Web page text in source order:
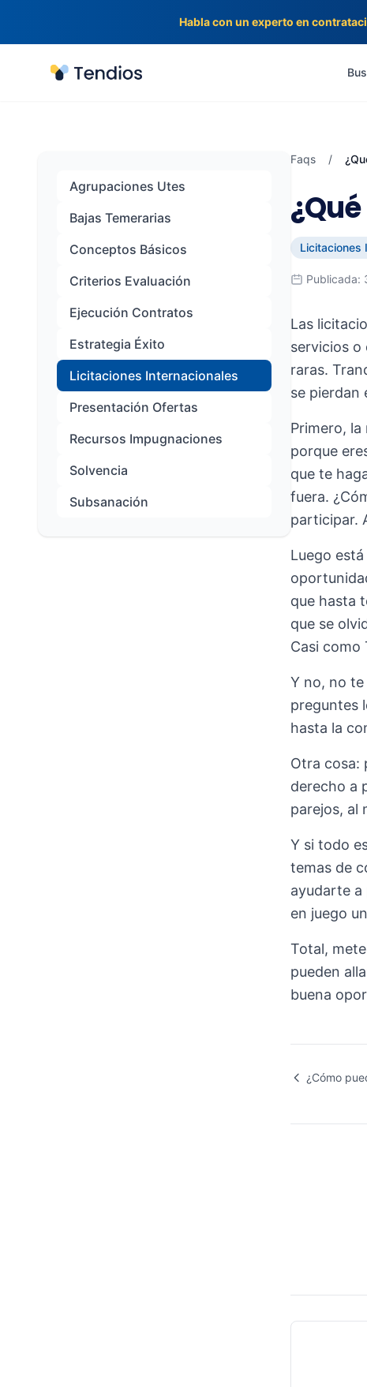
Habla con un experto en
Tendios
Agrupaciones Utes
Bajas Temerarias
Conceptos Básicos
Criterios Evaluación
Ejecución Contratos
Estrategia Éxito
Licitaciones Internacionales
Presentación Ofertas
Recursos Impugnaciones
Solvencia
Subsanación
Faqs /
Licitaciones
Publicada:
Las
servicios o
raras.
se pierdan
Primero,
porque
que te
fuera.
participar.
Luego
que hasta
que se
Casi como
Y no, no
preguntes
hasta la
Otra cosa:
derecho a
parejos, al
Y si todo
temas de
ayudarte a
en juego
Total,
pueden
buena
¿Cómo